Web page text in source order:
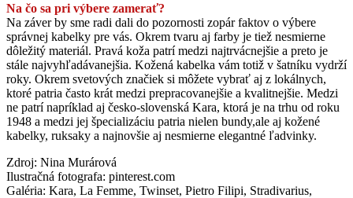
Na čo sa pri výbere zamerať?
Na záver by sme radi dali do pozornosti zopár faktov o výbere
správnej kabelky pre vás. Okrem tvaru aj farby je tiež nesmierne
dôležitý materiál. Pravá koža patrí medzi najtrvácnejšie a preto je
stále najvyhľadávanejšia. Kožená kabelka vám totiž v šatníku vydrží
roky. Okrem svetových značiek si môžete vybrať aj z lokálnych,
ktoré patria často krát medzi prepracovanejšie a kvalitnejšie. Medzi
ne patrí napríklad aj česko-slovenská Kara, ktorá je na trhu od roku
1948 a medzi jej špecializáciu patria nielen bundy,ale aj kožené
kabelky, ruksaky a najnovšie aj nesmierne elegantné ľadvinky.
Zdroj: Nina Murárová
Ilustračná fotografa: pinterest.com
Galéria: Kara, La Femme, Twinset, Pietro Filipi, Stradivarius,